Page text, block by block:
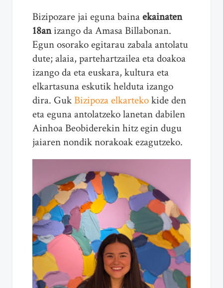
Bizipozare jai eguna bainaekainaten
18anizango da Amasa Billabonan.
Egun osorako egitarau zabala antolatu
dute; alaia, partehartzailea eta doakoa
izango da eta euskara, kultura eta
elkartasuna eskutik helduta izango
dira. GukBizipoza elkartekokide den
eta eguna antolatzeko lanetan dabilen
Ainhoa Beobiderekin hitz egin dugu
jaiaren nondik norakoak ezagutzeko.